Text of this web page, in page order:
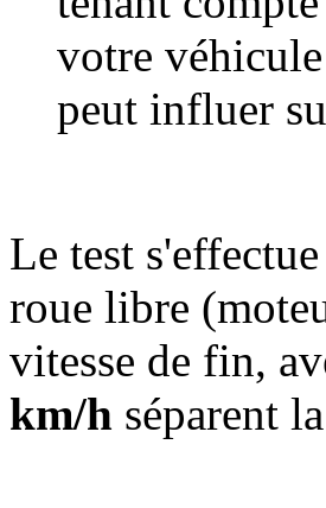
votre
peut influer
Le test
roue libre
vitesse de fin,
km/h séparent